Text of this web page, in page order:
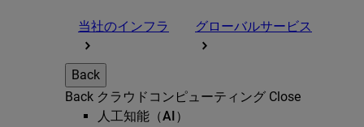
当社のインフラ グローバルサービス
Back
Back クラウドコンピューティング Close
人工知能（AI）